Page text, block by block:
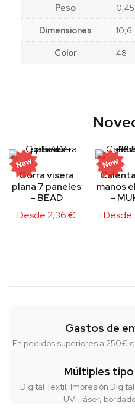
Peso
Dimensiones
10,6
Color
48
Gorra visera
plana 7 paneles
– BEAD
Desde2,36€
manos
–
Desde
Gastos de
En pedidos superiores a 250€
Múltiples
Digital Textil, Impresión
UVI, láser,